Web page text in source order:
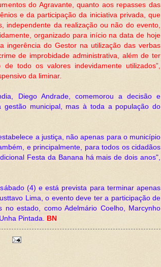
do Agravante, quanto aos repasses das
e da participação da iniciativa privada, que
independente da realização ou não do evento,
organizado para início na data de hoje
ingerência do Gestor na utilização das verbas
de improbidade administrativa, além de ter
todo os valores indevidamente utilizados”,
da liminar.
Diego Andrade, comemorou a decisão e
municipal, mas à toda a população do
a justiça, não apenas para o município
e principalmente, para todos os cidadãos
Festa da Banana há mais de dois anos",
(4) e está prevista para terminar apenas
Lima, o evento deve ter a participação de
no estado, como Adelmário Coelho, Marcynho
Pintada.
BN